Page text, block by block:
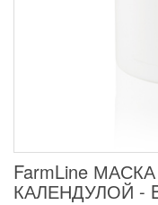
FarmLine
КАЛЕНДУЛОЙ -